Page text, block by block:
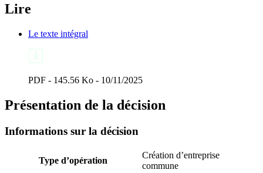
Lire
Le texte intégral
PDF - 145.56 Ko - 10/11/2025
Présentation de la décision
Informations sur la décision
Type d’opération
Création d’entreprise
commune